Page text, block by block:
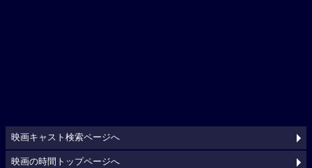
映画キャスト検索ページへ
映画の時間トップページへ